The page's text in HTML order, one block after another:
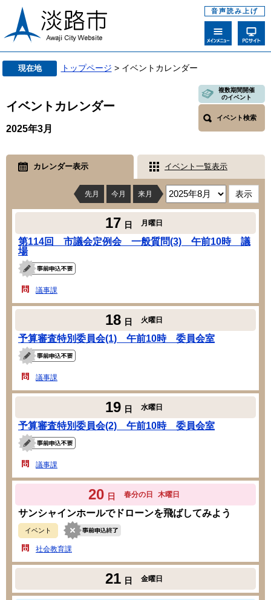
音声読み上げ
現在地 トップページ > イベントカレンダー
イベントカレンダー
複数期間開催
のイベント
イベント検索
2025年3月
カレンダー表示 イベント一覧表示
先月 今月 来月
17 日 月曜日
第114回 市議会定例会 一般質問(3) 午前10時 議
場
議事課
18 日 火曜日
予算審査特別委員会(1) 午前10時 委員会室
議事課
19 日 水曜日
予算審査特別委員会(2) 午前10時 委員会室
議事課
20 日 春分の日 木曜日
サンシャインホールでドローンを飛ばしてみよう
イベント
社会教育課
21 日 金曜日